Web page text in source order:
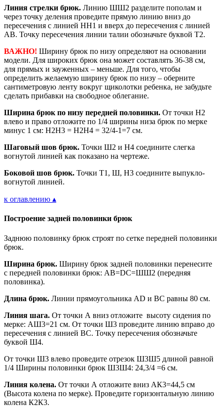
Линия стрелки брюк. Линию ШШ2 разделите пополам и
через точку деления проведите прямую линию вниз до
пересечения с линией НН1 и вверх до пересечения с линией
АВ. Точку пересечения линии талии обозначьте буквой Т2.
ВАЖНО! Ширину брюк по низу определяют на основании
модели. Для широких брюк она может составлять 36-38 см,
для прямых и зауженных – меньше. Для того, чтобы
определить желаемую ширину брюк по низу – оберните
сантиметровую ленту вокруг щиколотки ребенка, не забудьте
сделать прибавки на свободное облегание.
Ширина брюк по низу передней половинки. От точки Н2
влево и право отложите по 1/4 ширины низа брюк по мерке
минус 1 см: Н2Н3 = Н2Н4 = 32/4-1=7 см.
Шаговый шов брюк. Точки Ш2 и Н4 соедините слегка
вогнутой линией как показано на чертеже.
Боковой шов брюк. Точки Т1, Ш, Н3 соедините выпукло-
вогнутой линией.
к оглавлению ▴
Построение задней половинки брюк
Заднюю половинку брюк строят по сетке передней половинки
брюк.
Ширина брюк. Ширину брюк задней половинки перенесите
с передней половинки брюк: АВ=DC=ШШ2 (передняя
половинка).
Длина брюк. Линии прямоугольника AD и ВС равны 80 см.
Линия шага. От точки А вниз отложите высоту сидения по
мерке: АШ3=21 см. От точки Ш3 проведите линию вправо до
пересечения с линией ВС. Точку пересечения обозначьте
буквой Ш4.
От точки Ш3 влево проведите отрезок Ш3Ш5 длиной равной
1/4 Ширины половинки брюк Ш3Ш4: 24,3/4 =6 см.
Линия колена. От точки А отложите вниз АК3=44,5 см
(Высота колена по мерке). Проведите горизонтальную линию
колена К2К3.